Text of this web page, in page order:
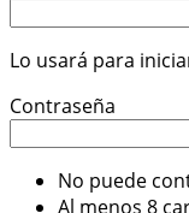
Lo usará para
Contraseña
No puede
Al menos 8